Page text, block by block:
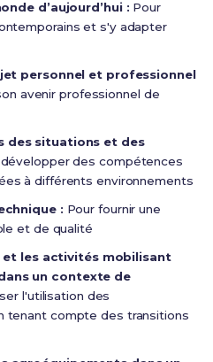
d’aujourd’hui : Pour
et s'y adapter
personnel et professionnel
avenir professionnel de
des situations et des
des compétences
à différents environnements
: Pour fournir une
et de qualité
et les activités mobilisant
un contexte de
l'utilisation des
tenant compte des transitions